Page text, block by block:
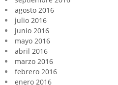
agosto 2016
julio 2016
junio 2016
mayo 2016
abril 2016
marzo 2016
febrero 2016
enero 2016